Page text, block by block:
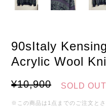
90sItaly
Acrylic Wool
¥10,900 SOLD
※この商品は1点までのご注文とさ